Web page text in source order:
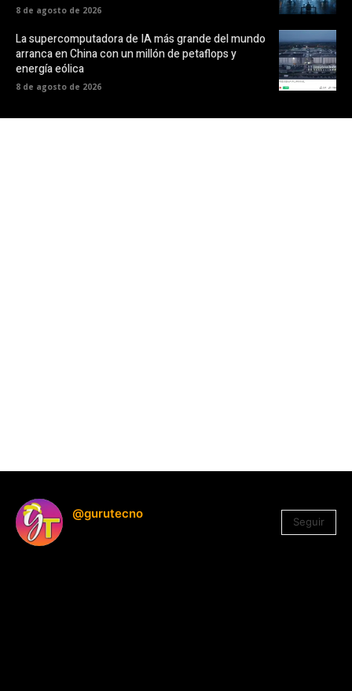
8 de agosto de 2026
La supercomputadora de IA más grande del mundo
arranca en China con un millón de petaflops y
energía eólica
8 de agosto de 2026
@gurutecno
Seguir